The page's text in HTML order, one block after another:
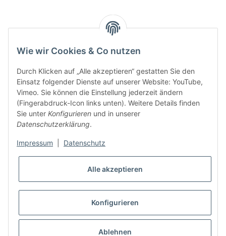
Wie wir Cookies & Co nutzen
Durch Klicken auf „Alle akzeptieren“ gestatten Sie den
Einsatz folgender Dienste auf unserer Website: YouTube,
Vimeo. Sie können die Einstellung jederzeit ändern
(Fingerabdruck-Icon links unten). Weitere Details finden
Sie unter Konfigurieren und in unserer
Datenschutzerklärung.
Impressum Datenschutz
Alle akzeptieren
Konfigurieren
Ablehnen